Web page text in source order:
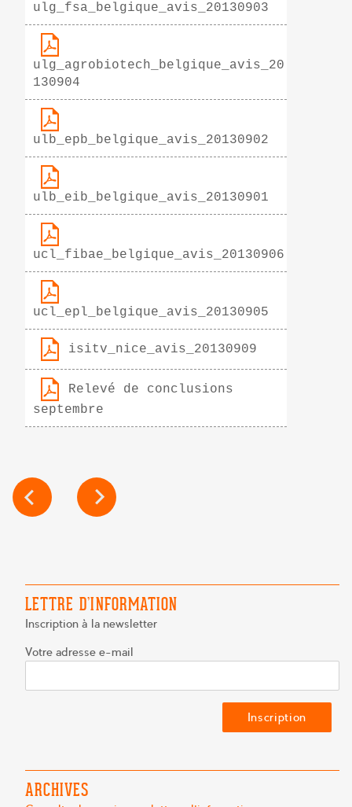
ulg_fsa_belgique_avis_20130903
ulg_agrobiotech_belgique_avis_20
130904
ulb_epb_belgique_avis_20130902
ulb_eib_belgique_avis_20130901
ucl_fibae_belgique_avis_20130906
ucl_epl_belgique_avis_20130905
isitv_nice_avis_20130909
Relevé de conclusions
septembre
NAVIGATION
DE
LETTRE D’INFORMATION
Inscription à la newsletter
Votre adresse e-mail
ARCHIVES